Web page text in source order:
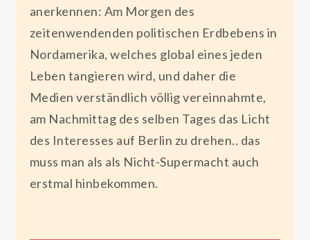
anerkennen: Am Morgen des
zeitenwendenden politischen Erdbebens in
Nordamerika, welches global eines jeden
Leben tangieren wird, und daher die
Medien verständlich völlig vereinnahmte,
am Nachmittag des selben Tages das Licht
des Interesses auf Berlin zu drehen.. das
muss man als als Nicht-Supermacht auch
erstmal hinbekommen.